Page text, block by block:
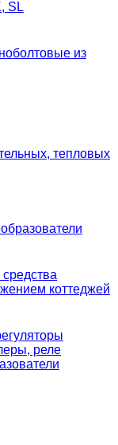
SL
из
тепловых
коттеджей
реле